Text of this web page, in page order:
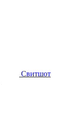
Свитшот